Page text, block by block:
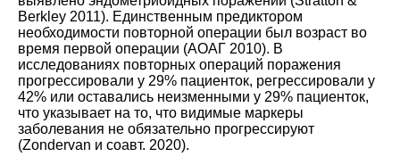
Berkley 2011). Единственным предиктором
необходимости повторной операции был возраст во
время первой операции (АОАГ 2010). В
исследованиях повторных операций поражения
прогрессировали у 29% пациенток, регрессировали у
42% или оставались неизменными у 29% пациенток,
что указывает на то, что видимые маркеры
заболевания не обязательно прогрессируют
(Zondervan и соавт. 2020).